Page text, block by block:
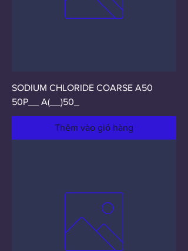
SODIUM CHLORIDE COARSE A50
50P__ A(__)50_
Thêm vào giỏ hàng